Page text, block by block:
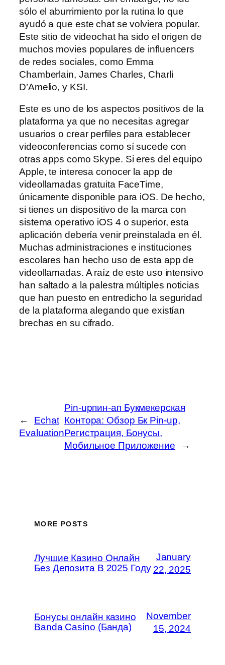
sólo el aburrimiento por la rutina lo que
ayudó a que este chat se volviera popular.
Este sitio de videochat ha sido el origen de
muchos movies populares de influencers
de redes sociales, como Emma
Chamberlain, James Charles, Charli
D’Amelio, y KSI.
Este es uno de los aspectos positivos de la
plataforma ya que no necesitas agregar
usuarios o crear perfiles para establecer
videoconferencias como sí sucede con
otras apps como Skype. Si eres del equipo
Apple, te interesa conocer la app de
videollamadas gratuita FaceTime,
únicamente disponible para iOS. De hecho,
si tienes un dispositivo de la marca con
sistema operativo iOS 4 o superior, esta
aplicación debería venir preinstalada en él.
Muchas administraciones e instituciones
escolares han hecho uso de esta app de
videollamadas. A raíz de este uso intensivo
han saltado a la palestra múltiples noticias
que han puesto en entredicho la seguridad
de la plataforma alegando que existían
brechas en su cifrado.
←
Echat
Evaluation
Pin-upпин-ап Букмекерская
Контора: Обзор Бк Pin-up,
Регистрация, Бонусы,
Мобильное Приложение
→
MORE POSTS
Лучшие Казино Онлайн
Без Депозита В 2025 Году
January
22, 2025
Бонусы онлайн казино
Banda Casino (Банда)
November
15, 2024